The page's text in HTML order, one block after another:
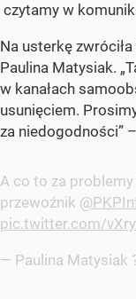
czytamy w
Na usterkę
Paulina Matysiak.
w kanałach
usunięciem.
za niedogodności”
A co to za
przewoźnik
pic.twitter.com/
— Paulina Matysiak